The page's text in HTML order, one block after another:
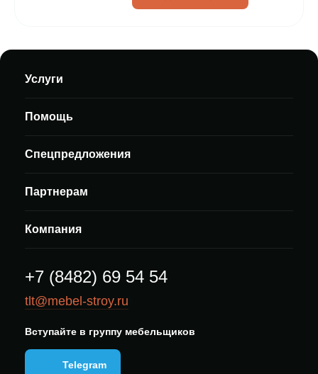
Услуги
Помощь
Спецпредложения
Партнерам
Компания
+7 (8482) 69 54 54
tlt@mebel-stroy.ru
Вступайте в группу мебельщиков
Telegram